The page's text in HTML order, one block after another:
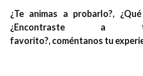
¿Te animas a probarlo?,
¿Encontraste a
favorito?, coméntanos tu